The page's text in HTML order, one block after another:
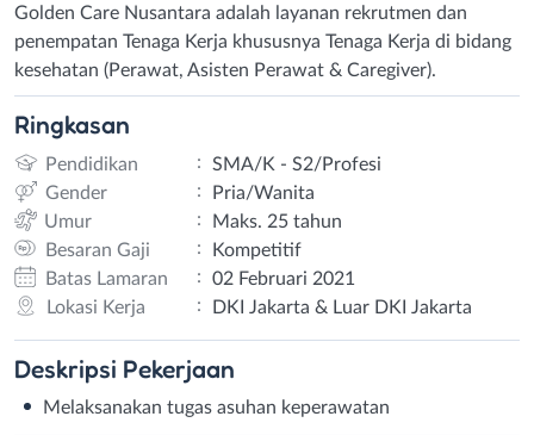
Golden Care Nusantara adalah layanan rekrutmen dan
penempatan Tenaga Kerja khususnya Tenaga Kerja di bidang
kesehatan (Perawat, Asisten Perawat & Caregiver).
Ringkasan
Pendidikan :
SMA/K - S2/Profesi
Gender
:
Pria/Wanita
Umur
:
Maks. 25 tahun
Besaran Gaji
:
Kompetitif
Batas Lamaran
:
02 Februari 2021
Lokasi Kerja
: DKI Jakarta & Luar DKI Jakarta
Deskripsi Pekerjaan
Melaksanakan tugas asuhan keperawatan